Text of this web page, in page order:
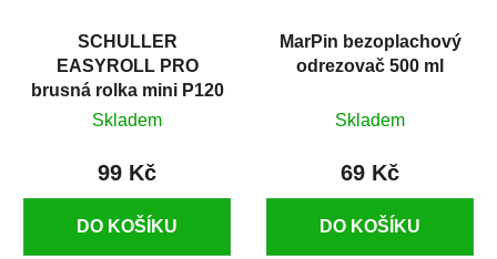
SCHULLER
EASYROLL PRO
brusná rolka mini P120
Skladem
99 Kč
DO KOŠÍKU
MarPin bezoplachový
odrezovač 500 ml
Skladem
69 Kč
DO KOŠÍKU